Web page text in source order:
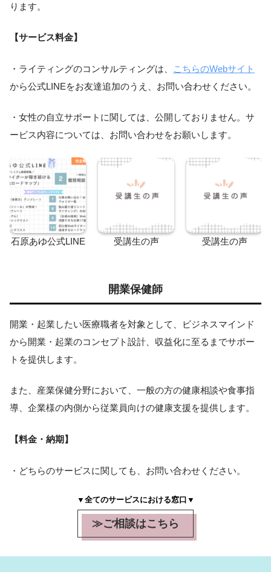
ります。
【サービス料金】
・ライティングのコンサルティングは、
こちらのWebサイト
から公式LINEをお友達追加のうえ、お問い合わせください。
・女性の自立サポートに関しては、公開しておりません。サ
ービス内容については、お問い合わせをお願いします。
石原あゆ公式LINE 受講生の声 受講生の声
開業保健師
開業・起業したい医療職者を対象として、ビジネスマインド
から開業・起業のコンセプト設計、収益化に至るまでサポー
トを提供します。
また、産業保健分野において、一般の方の健康相談や食事指
導、企業様の内側から従業員向けの健康支援を提供します。
【料金・納期】
・どちらのサービスに関しても、お問い合わせください。
▼全てのサービスにおける窓口▼
≫ご相談はこちら